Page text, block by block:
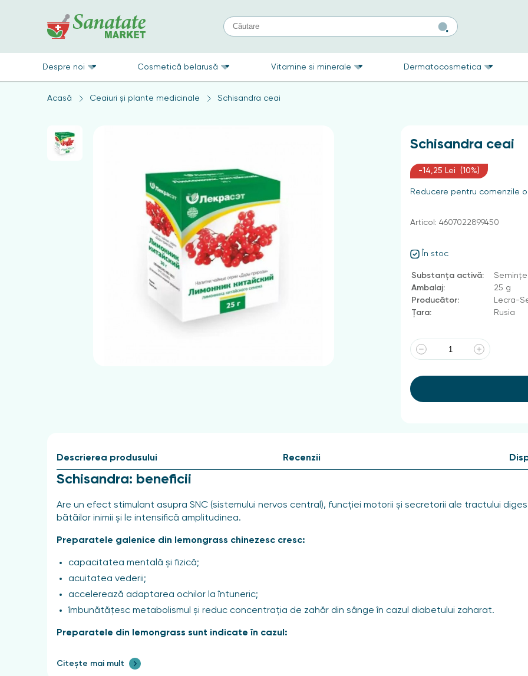
Despre noi Cosmetică belarusă Vitamine si minerale Dermatocosmetica
Acasă Ceaiuri și plante medicinale Schisandra ceai
Schisandra ceai
-14,25 Lei (10%)
Reducere pentru comenzile
În stoc
Substanța activă:
Ambalaj:
25 g
Producător:
Lecra-
Țara:
Rusia
Articol: 4607022899450
Descrierea produsului
Schisandra: beneficii
Are un efect stimulant asupra SNC (sistemului nervos central), funcției motorii și secretorii ale tractului
bătăilor inimii și le intensifică amplitudinea.
Preparatele galenice din lemongrass chinezesc cresc:
capacitatea mentală și fizică;
acuitatea vederii;
accelerează adaptarea ochilor la întuneric;
îmbunătățesc metabolismul și reduc concentrația de zahăr din sânge în cazul diabetului zaharat.
Preparatele din lemongrass sunt indicate în cazul:
asteniei.
Citește mai mult
Recenzii